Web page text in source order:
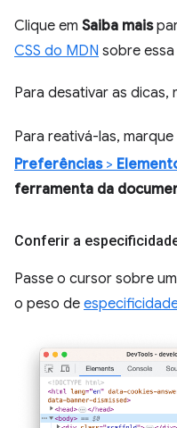
Clique em Saiba mais
CSS do MDN sobre
Para desativar as dicas,
Para reativá-las, marque
Preferências>
ferramenta da
Conferir a
Passe o cursor sobre
o peso de